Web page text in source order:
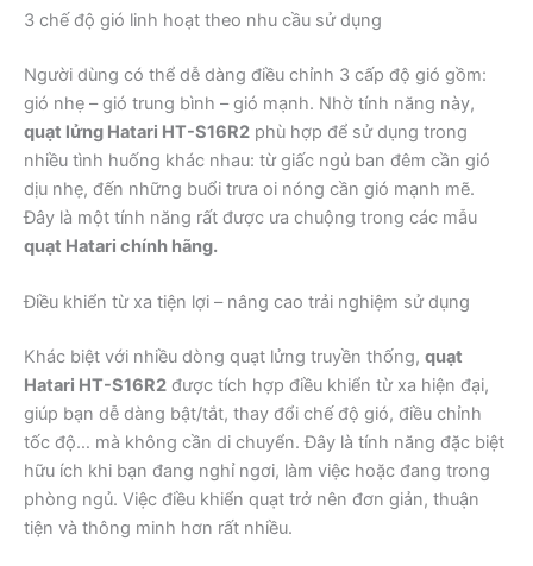
3 chế độ gió linh hoạt theo nhu cầu sử dụng
Người dùng có thể dễ dàng điều chỉnh 3 cấp độ gió gồm:
gió nhẹ – gió trung bình – gió mạnh. Nhờ tính năng này,
quạt lửng Hatari HT-S16R2 phù hợp để sử dụng trong
nhiều tình huống khác nhau: từ giấc ngủ ban đêm cần gió
dịu nhẹ, đến những buổi trưa oi nóng cần gió mạnh mẽ.
Đây là một tính năng rất được ưa chuộng trong các mẫu
quạt Hatari chính hãng.
Điều khiển từ xa tiện lợi – nâng cao trải nghiệm sử dụng
Khác biệt với nhiều dòng quạt lửng truyền thống, quạt
Hatari HT-S16R2 được tích hợp điều khiển từ xa hiện đại,
giúp bạn dễ dàng bật/tắt, thay đổi chế độ gió, điều chỉnh
tốc độ… mà không cần di chuyển. Đây là tính năng đặc biệt
hữu ích khi bạn đang nghỉ ngơi, làm việc hoặc đang trong
phòng ngủ. Việc điều khiển quạt trở nên đơn giản, thuận
tiện và thông minh hơn rất nhiều.